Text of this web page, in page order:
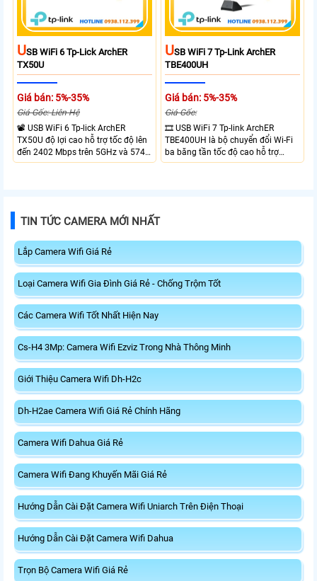
USB WiFi 6 Tp-Lick ArchER
TX50U
Giá bán: 5%-35%
Giá Gốc: Liên Hệ
📽 USB WiFi 6 Tp-lick ArchER
TX50U độ lợi cao hỗ trợ tốc độ lên
đến 2402 Mbps trên 5GHz và 574
Mbps trên 2.4GHz mang đến kết
3.0 tốc độ cao hỗ trợ truyền tải dữ
liệu nhanh, kết hợp WPA3 tăng
USB WiFi 7 Tp-Link ArchER
TBE400UH
Giá bán: 5%-35%
Giá Gốc:
🎞 USB WiFi 7 Tp-link ArchER
TBE400UH là bộ chuyển đổi Wi-Fi
ba băng tần tốc độ cao hỗ trợ
2882 Mbps trên 6GHz, 2882 Mbps
TIN TỨC CAMERA MỚI NHẤT
Lắp Camera Wifi Giá Rẻ
Loại Camera Wifi Gia Đình Giá Rẻ - Chống Trộm Tốt
Các Camera Wifi Tốt Nhất Hiện Nay
Cs-H4 3Mp: Camera Wifi Ezviz Trong Nhà Thông Minh
Giới Thiệu Camera Wifi Dh-H2c
Dh-H2ae Camera Wifi Giá Rẻ Chính Hãng
Camera Wifi Dahua Giá Rẻ
Camera Wifi Đang Khuyến Mãi Giá Rẻ
Hướng Dẫn Cài Đặt Camera Wifi Uniarch Trên Điện Thoại
Hướng Dẫn Cài Đặt Camera Wifi Dahua
Trọn Bộ Camera Wifi Giá Rẻ